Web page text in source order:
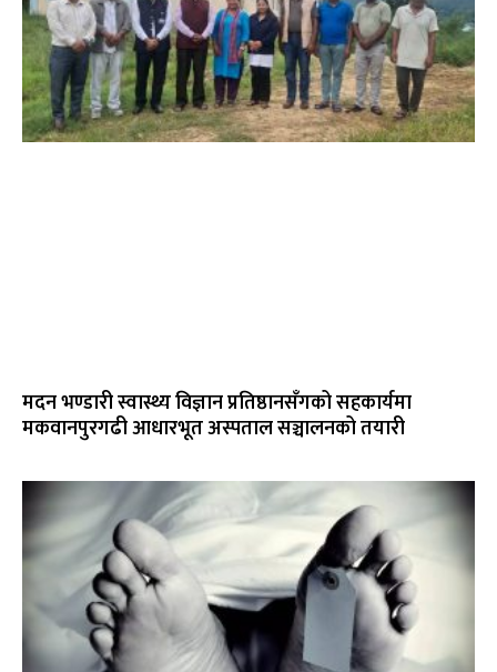
मदन भण्डारी स्वास्थ्य विज्ञान प्रतिष्ठानसँगको सहकार्यमा
मकवानपुरगढी आधारभूत अस्पताल सञ्चालनको तयारी